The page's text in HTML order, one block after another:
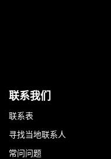
联系我们
联系表
寻找当地联系人
常问问题